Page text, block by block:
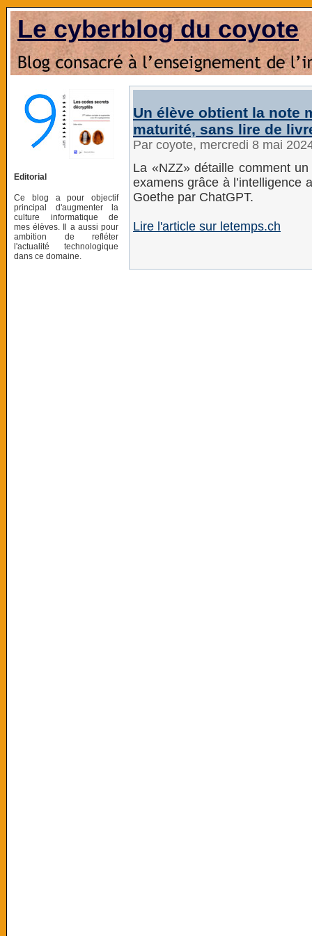
Le cyberblog du coyote
Editorial
Ce blog a pour objectif
principal d'augmenter la
culture informatique de
mes élèves. Il a aussi pour
ambition de refléter
l'actualité technologique
dans ce domaine.
Un élève obtient la note
maturité, sans lire de
Par coyote, mercredi 8 mai
La «NZZ» détaille comment
examens grâce à l’intelligence
Goethe par ChatGPT.
Lire l'article sur letemps.ch